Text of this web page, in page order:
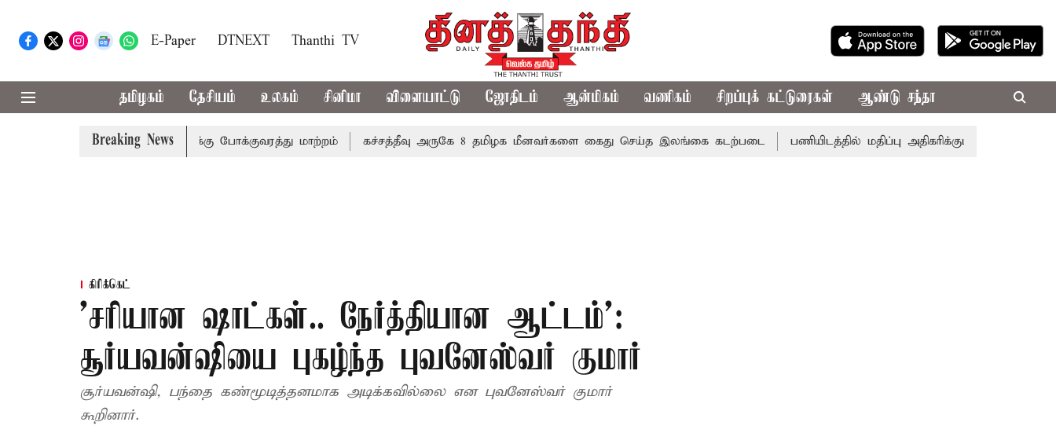
E-Paper DTNEXT Thanthi TV
தமிழகம் தேசியம் உலகம் சினிமா விளையாட்டு ஜோதிடம் ஆன்மிகம் வணிகம் சிறப்புக் கட்டுரைகள் ஆண்டு சந்தா
Breaking News
மூன்று நாட்களுக்கு போக்குவரத்து மாற்றம் கச்சத்தீவு அருகே 8 தமிழக மீனவர்களை கைது செய்த இலங்கை கடற்படை பணியிடத்தில் மதிப்பு அதிகரிக்கும்... இன்றைய ராசிபலன்
கிரிக்கெட்
’சரியான ஷாட்கள்.. நேர்த்தியான ஆட்டம்’:
சூர்யவன்ஷியை புகழ்ந்த புவனேஸ்வர் குமார்
சூர்யவன்ஷி, பந்தை கண்மூடித்தனமாக அடிக்கவில்லை என புவனேஸ்வர் குமார்
கூறினார்.